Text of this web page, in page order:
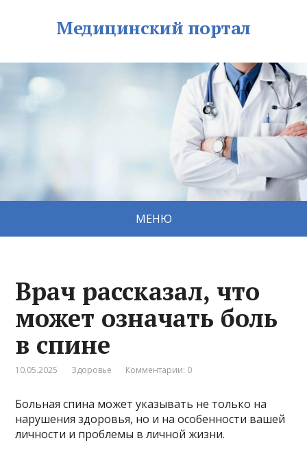
Медицинский портал
МЕНЮ
Врач рассказал, что
может означать боль
в спине
10.05.2025 Здоровье Комментарии: 0
Больная спина может указывать не только на
нарушения здоровья, но и на особенности вашей
личности и проблемы в личной жизни.